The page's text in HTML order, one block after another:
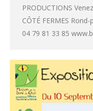
PRODUCTIONS
CÔTÉ FERMES
04 79 81 33 85